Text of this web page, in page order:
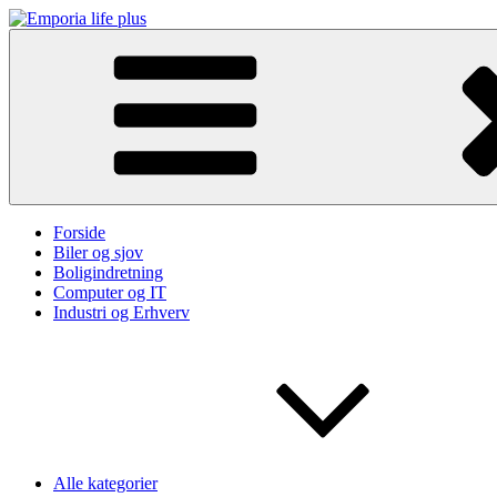
Skip
to
Emporia life plus
Forside
Biler og sjov
Boligindretning
Computer og IT
Industri og Erhverv
Alle kategorier